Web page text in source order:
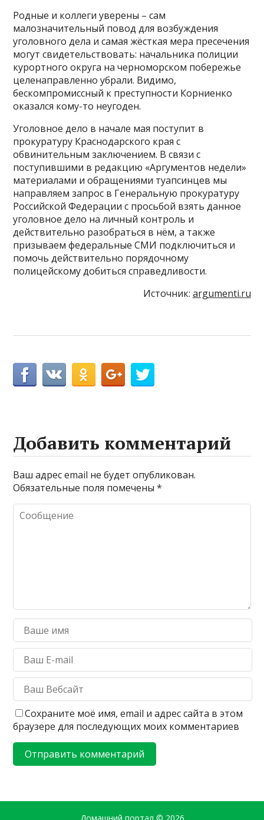
Родные и коллеги уверены – сам
малозначительный повод для возбуждения
уголовного дела и самая жёсткая мера пресечения
могут свидетельствовать: начальника полиции
курортного округа на черноморском побережье
целенаправленно убрали. Видимо,
бескомпромиссный к преступности Корниенко
оказался кому-то неугоден.
Уголовное дело в начале мая поступит в
прокуратуру Краснодарского края с
обвинительным заключением. В связи с
поступившими в редакцию «Аргументов недели»
материалами и обращениями туапсинцев мы
направляем запрос в Генеральную прокуратуру
Российской Федерации с просьбой взять данное
уголовное дело на личный контроль и
действительно разобраться в нём, а также
призываем федеральные СМИ подключиться и
помочь действительно порядочному
полицейскому добиться справедливости.
Источник: argumenti.ru
Добавить комментарий
Ваш адрес email не будет опубликован.
Обязательные поля помечены*
Сохраните моё имя, email и адрес сайта в этом
браузере для последующих моих комментариев
Домашний портал © 2026